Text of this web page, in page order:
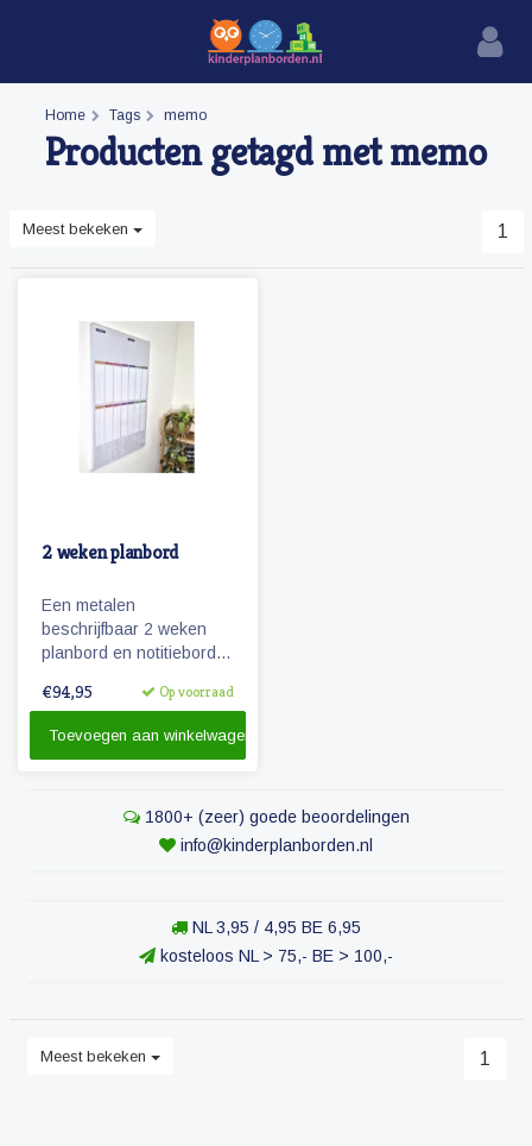
Home Tags memo
Producten getagd met memo
Meest bekeken 1
2 weken planbord
Een metalen
beschrijfbaar 2 weken
planbord en notitiebord
€94,95 Op voorraad
Toevoegen aan winkelwagen
1800+ (zeer) goede beoordelingen
info@kinderplanborden.nl
NL 3,95 / 4,95 BE 6,95
kosteloos NL > 75,- BE > 100,-
Meest bekeken 1